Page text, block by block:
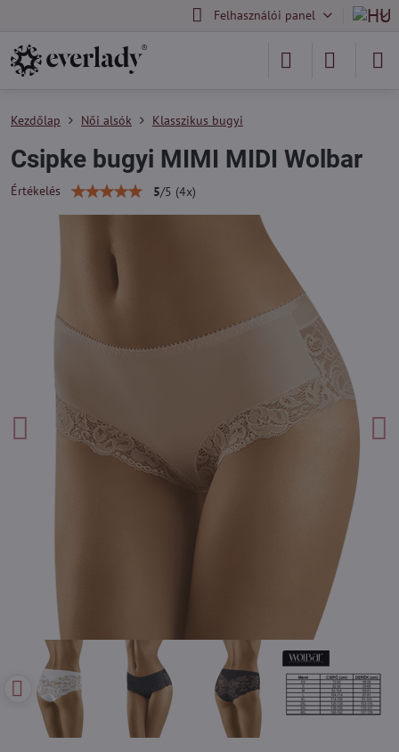
Felhasználói panel
Kezdőlap Női alsók Klasszikus bugyi
Csipke bugyi MIMI MIDI Wolbar
Értékelés 5/5 (4x)